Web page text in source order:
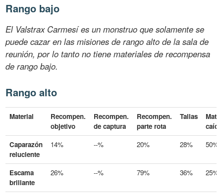
Rango bajo
El Valstrax Carmesí es un monstruo que solamente se
puede cazar en las misiones de rango alto de la sala de
reunión, por lo tanto no tiene materiales de recompensa
de rango bajo.
Rango alto
Material
Recompen.
objetivo
Recompen.
de captura
Recompen.
parte rota
Tallas
Caparazón
reluciente
14% --% 20% 28% 50%
Escama
brillante
26% --% 79% 36% 25%